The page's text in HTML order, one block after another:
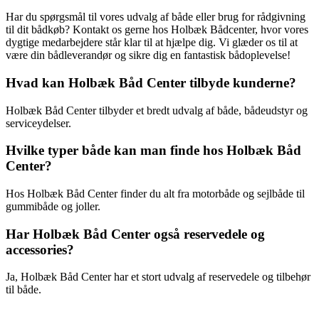
Har du spørgsmål til vores udvalg af både eller brug for rådgivning
til dit bådkøb? Kontakt os gerne hos Holbæk Bådcenter, hvor vores
dygtige medarbejdere står klar til at hjælpe dig. Vi glæder os til at
være din bådleverandør og sikre dig en fantastisk bådoplevelse!
Hvad kan Holbæk Båd Center tilbyde kunderne?
Holbæk Båd Center tilbyder et bredt udvalg af både, bådeudstyr og
serviceydelser.
Hvilke typer både kan man finde hos Holbæk Båd
Center?
Hos Holbæk Båd Center finder du alt fra motorbåde og sejlbåde til
gummibåde og joller.
Har Holbæk Båd Center også reservedele og
accessories?
Ja, Holbæk Båd Center har et stort udvalg af reservedele og tilbehør
til både.